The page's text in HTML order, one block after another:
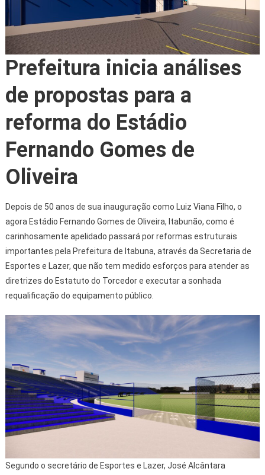
Prefeitura inicia análises
de propostas para a
reforma do Estádio
Fernando Gomes de
Oliveira
Depois de 50 anos de sua inauguração como Luiz Viana Filho, o
agora Estádio Fernando Gomes de Oliveira, Itabunão, como é
carinhosamente apelidado passará por reformas estruturais
importantes pela Prefeitura de Itabuna, através da Secretaria de
Esportes e Lazer, que não tem medido esforços para atender as
diretrizes do Estatuto do Torcedor e executar a sonhada
requalificação do equipamento público.
Segundo o secretário de Esportes e Lazer, José Alcântara